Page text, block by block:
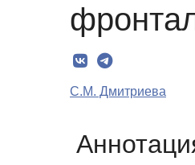
С.М. Дмитриева